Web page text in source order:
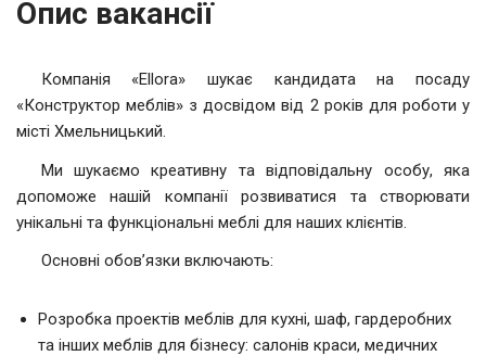
Опис вакансії
Компанія «Ellora» шукає кандидата на посаду
«Конструктор меблів» з досвідом від 2 років для роботи у
місті Хмельницький.
Ми шукаємо креативну та відповідальну особу, яка
допоможе нашій компанії розвиватися та створювати
унікальні та функціональні меблі для наших клієнтів.
Основні обов’язки включають:
Розробка проектів меблів для кухні, шаф, гардеробних
та інших меблів для бізнесу: салонів краси, медичних